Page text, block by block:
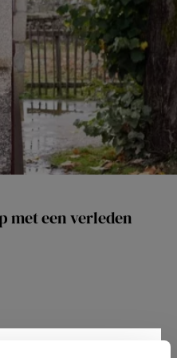
met een verleden